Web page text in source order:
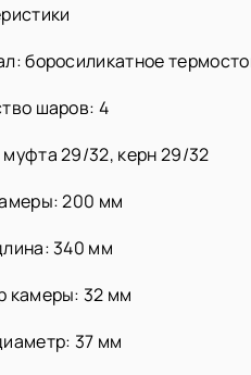
боросиликатное
шаров: 4
29/32, керн 29/32
200 мм
340 мм
камеры: 32 мм
37 мм